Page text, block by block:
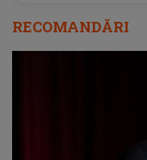
RECOMANDĂRI